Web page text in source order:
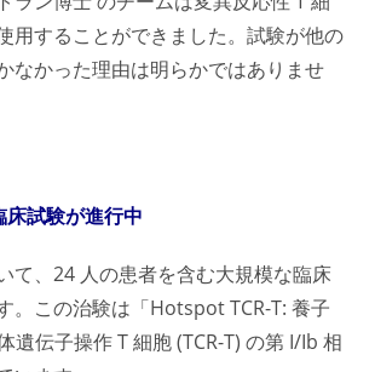
用することができました。試験が他の
なかった理由は明らかではありませ
試験が進行中
て、24 人の患者を含む大規模な臨床
。この治験は「Hotspot TCR-T: 養子
遺伝子操作 T 細胞 (TCR-T) の第 I/Ib 相